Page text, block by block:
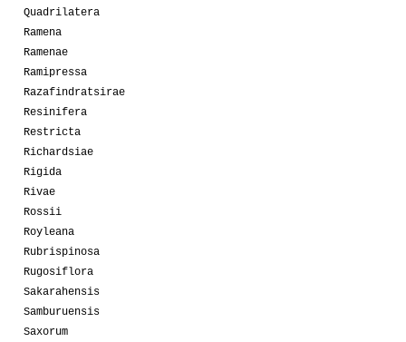
Quadrilatera
Ramena
Ramenae
Ramipressa
Razafindratsirae
Resinifera
Restricta
Richardsiae
Rigida
Rivae
Rossii
Royleana
Rubrispinosa
Rugosiflora
Sakarahensis
Samburuensis
Saxorum